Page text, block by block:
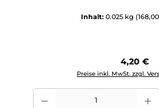
Inhalt: 0.025 kg
4,20 €
Preise inkl. MwSt. zzgl.
Produkt Anzahl: Gib den